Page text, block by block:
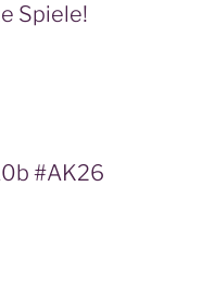
Spiele!
#AK26